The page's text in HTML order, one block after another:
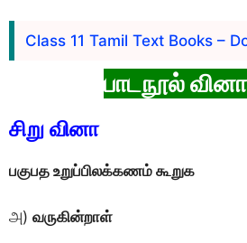
Class 11 Tamil Text Books –
பாடநூல்
சிறு வினா
பகுபத உறுப்பிலக்கணம் கூறுக
அ) வருகின்றாள்